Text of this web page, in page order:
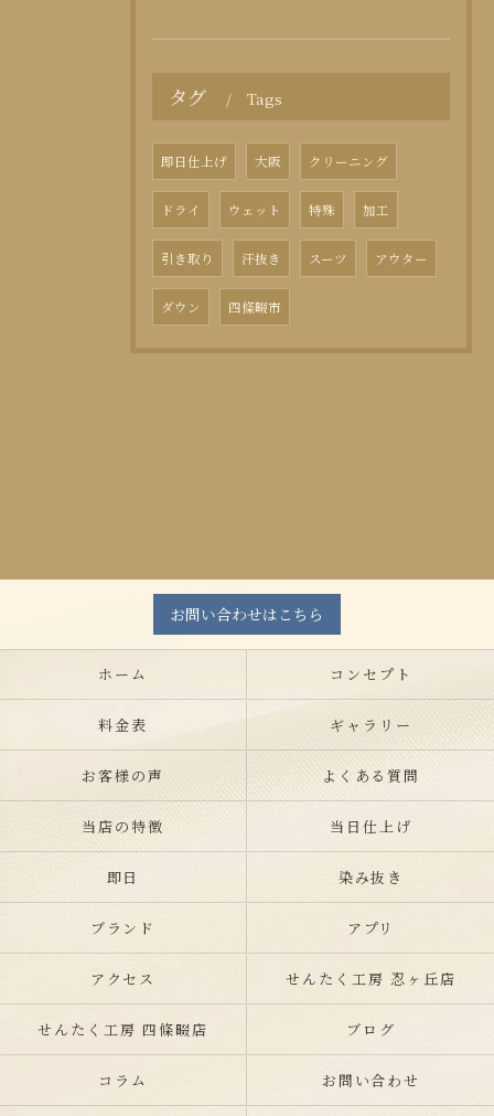
タグ Tags
即日仕上げ 大阪 クリーニング
ドライ ウェット 特殊 加工
引き取り 汗抜き スーツ アウター
ダウン 四條畷市
お問い合わせはこちら
ホーム コンセプト
料金表 ギャラリー
お客様の声 よくある質問
当店の特徴 当日仕上げ
即日 染み抜き
ブランド アプリ
アクセス せんたく工房 忍ヶ丘店
せんたく工房 四條畷店 ブログ
コラム お問い合わせ